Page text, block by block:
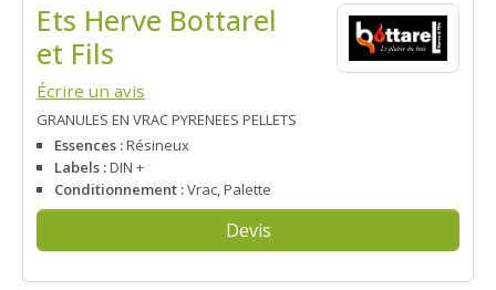
Ets Herve Bottarel
et Fils
Écrire un avis
GRANULES EN VRAC PYRENEES PELLETS
Essences :Résineux
Labels :DIN +
Conditionnement :Vrac, Palette
Devis